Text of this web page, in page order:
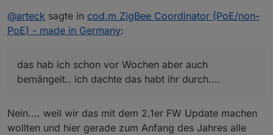
damit über den Call aus dem Webinterface seit der
2.0er Firmware das NVRAM gelöscht wird.
das hab ich schon vor Wochen aber auch bemängelt..
ich dachte das habt ihr durch....
@arteck sagte in cod.m ZigBee Coordinator (PoE/non-
PoE) - made in Germany:
das hab ich schon vor Wochen aber auch
bemängelt.. ich dachte das habt ihr durch....
Nein.... weil wir das mit dem 2.1er FW Update machen
wollten und hier gerade zum Anfang des Jahres alle